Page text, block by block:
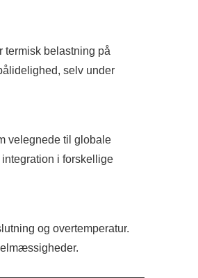
termisk belastning på
selv under
velegnede til globale
i forskellige
og overtemperatur.